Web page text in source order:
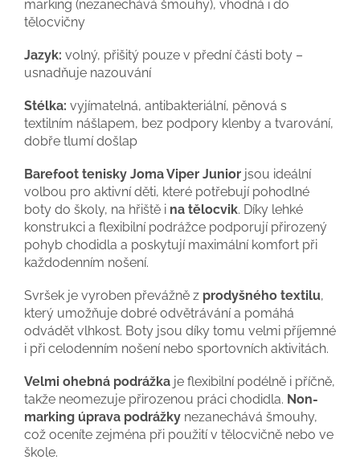
marking (nezanechává šmouhy), vhodná i do
tělocvičny
Jazyk: volný, přišitý pouze v přední části boty –
usnadňuje nazouvání
Stélka: vyjímatelná, antibakteriální, pěnová s
textilním nášlapem, bez podpory klenby a tvarování,
dobře tlumí došlap
Barefoot tenisky Joma Viper Junior jsou ideální
volbou pro aktivní děti, které potřebují pohodlné
boty do školy, na hřiště i na tělocvik. Díky lehké
konstrukci a flexibilní podrážce podporují přirozený
pohyb chodidla a poskytují maximální komfort při
každodenním nošení.
Svršek je vyroben převážně z prodyšného textilu,
který umožňuje dobré odvětrávání a pomáhá
odvádět vlhkost. Boty jsou díky tomu velmi příjemné
i při celodenním nošení nebo sportovních aktivitách.
Velmi ohebná podrážka je flexibilní podélně i příčně,
takže neomezuje přirozenou práci chodidla. Non-
marking úprava podrážky nezanechává šmouhy,
což oceníte zejména při použití v tělocvičně nebo ve
škole.